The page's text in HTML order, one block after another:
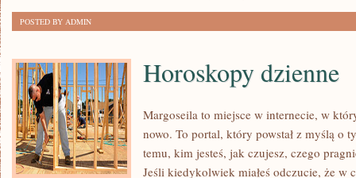
POSTED BY ADMIN
Horoskopy dzienne
Margoseila to miejsce w internecie, w
nowo. To portal, który powstał z myślą o
temu, kim jesteś, jak czujesz, czego
Jeśli kiedykolwiek miałeś odczucie, że w